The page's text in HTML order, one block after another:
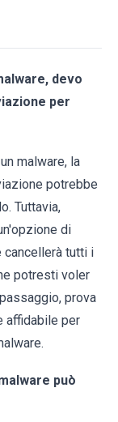
devo
per
malware, la
potrebbe
Tuttavia,
di
cancellerà tutti i
potresti voler
prova
affidabile per
può